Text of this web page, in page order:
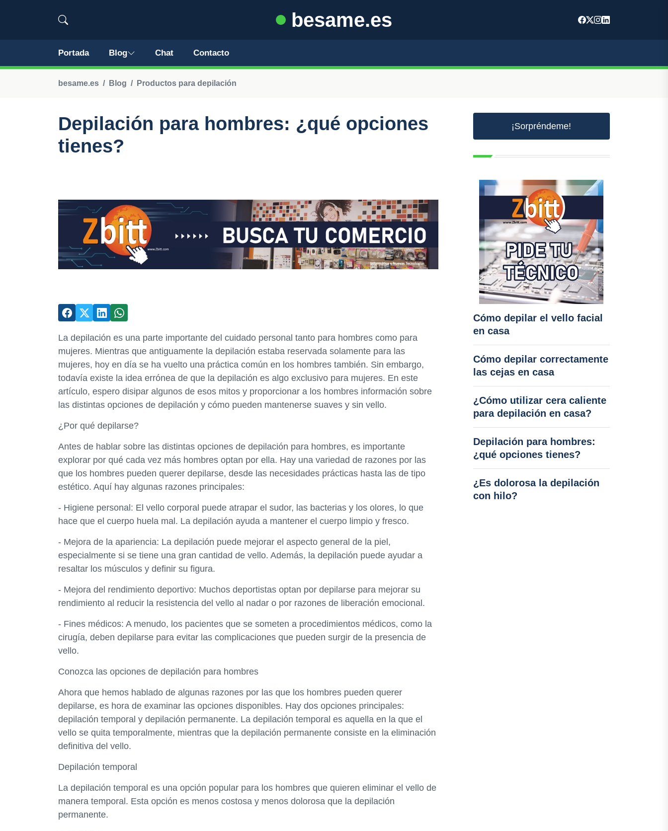
besame.es
Portada Blog Chat Contacto
besame.es Blog Productos para depilación
Depilación para hombres: ¿qué opciones
tienes?
La depilación es una parte importante del cuidado personal tanto para hombres como para
mujeres. Mientras que antiguamente la depilación estaba reservada solamente para las
mujeres, hoy en día se ha vuelto una práctica común en los hombres también. Sin embargo,
todavía existe la idea errónea de que la depilación es algo exclusivo para mujeres. En este
artículo, espero disipar algunos de esos mitos y proporcionar a los hombres información sobre
las distintas opciones de depilación y cómo pueden mantenerse suaves y sin vello.
¿Por qué depilarse?
Antes de hablar sobre las distintas opciones de depilación para hombres, es importante
explorar por qué cada vez más hombres optan por ella. Hay una variedad de razones por las
que los hombres pueden querer depilarse, desde las necesidades prácticas hasta las de tipo
estético. Aquí hay algunas razones principales:
- Higiene personal: El vello corporal puede atrapar el sudor, las bacterias y los olores, lo que
hace que el cuerpo huela mal. La depilación ayuda a mantener el cuerpo limpio y fresco.
- Mejora de la apariencia: La depilación puede mejorar el aspecto general de la piel,
especialmente si se tiene una gran cantidad de vello. Además, la depilación puede ayudar a
resaltar los músculos y definir su figura.
- Mejora del rendimiento deportivo: Muchos deportistas optan por depilarse para mejorar su
rendimiento al reducir la resistencia del vello al nadar o por razones de liberación emocional.
- Fines médicos: A menudo, los pacientes que se someten a procedimientos médicos, como la
cirugía, deben depilarse para evitar las complicaciones que pueden surgir de la presencia de
vello.
Conozca las opciones de depilación para hombres
Ahora que hemos hablado de algunas razones por las que los hombres pueden querer
depilarse, es hora de examinar las opciones disponibles. Hay dos opciones principales:
depilación temporal y depilación permanente. La depilación temporal es aquella en la que el
vello se quita temporalmente, mientras que la depilación permanente consiste en la eliminación
definitiva del vello.
Depilación temporal
La depilación temporal es una opción popular para los hombres que quieren eliminar el vello de
manera temporal. Esta opción es menos costosa y menos dolorosa que la depilación
permanente.
¡Sorpréndeme!
Cómo depilar el vello facial
en casa
Cómo depilar correctamente
las cejas en casa
¿Cómo utilizar cera caliente
para depilación en casa?
Depilación para hombres:
¿qué opciones tienes?
¿Es dolorosa la depilación
con hilo?